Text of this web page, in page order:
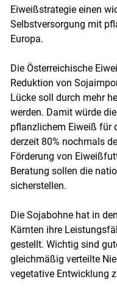
Eiweißstrategie einen
Selbstversorgung mit
Europa.
Die Österreichische
Reduktion von
Lücke soll durch mehr
werden. Damit würde
pflanzlichem Eiweiß für
derzeit 80% nochmals
Förderung von
Beratung sollen die
sicherstellen.
Die Sojabohne hat in
Kärnten ihre
gestellt. Wichtig sind
gleichmäßig verteilte
vegetative Entwicklung